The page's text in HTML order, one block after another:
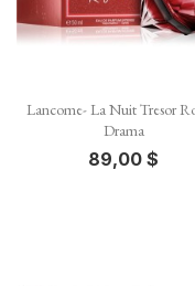
Lancome- La Nuit Tresor
Drama
89,00 $